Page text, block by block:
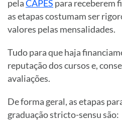
pelaCAPES para receberem
as etapas costumam ser
valores pelas mensalidades.
Tudo para que haja
reputação dos cursos e,
avaliações.
De forma geral, as etapas
graduação stricto-sensu são: